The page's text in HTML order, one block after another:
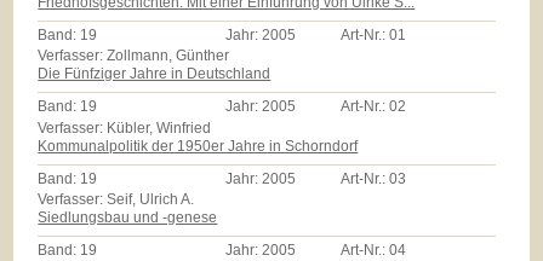
Band: 19 Jahr:2005 Art-Nr.:01
Verfasser: Zollmann, Günther
Die Fünfziger Jahre in Deutschland
Band: 19 Jahr:2005 Art-Nr.:02
Verfasser: Kübler, Winfried
Kommunalpolitik der 1950er Jahre in Schorndorf
Band: 19 Jahr:2005 Art-Nr.:03
Verfasser: Seif, Ulrich A.
Siedlungsbau und -genese
Band: 19 Jahr:2005 Art-Nr.:04